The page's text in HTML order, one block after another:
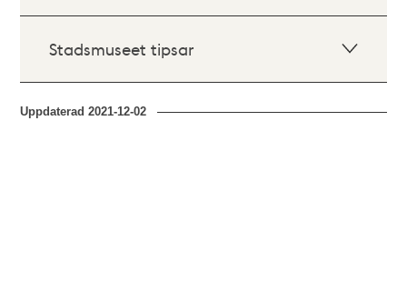
Stadsmuseet tipsar
Uppdaterad2021-12-02